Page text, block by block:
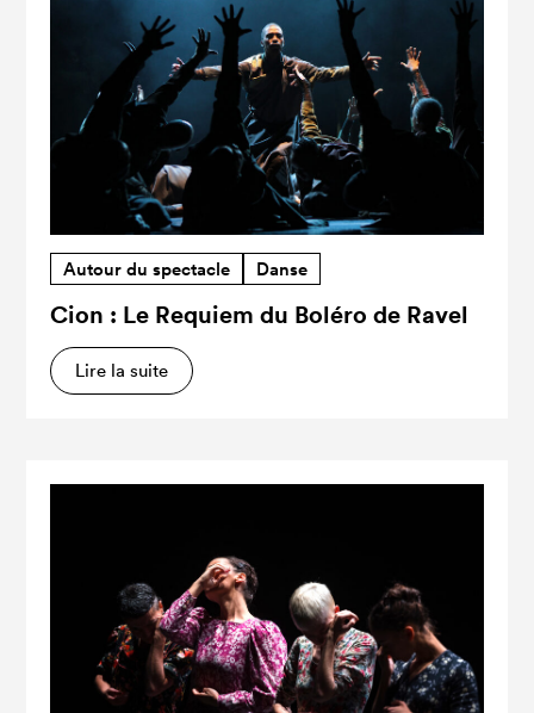
Autour du spectacle Danse
Cion : Le Requiem du Boléro de Ravel
Lire la suite